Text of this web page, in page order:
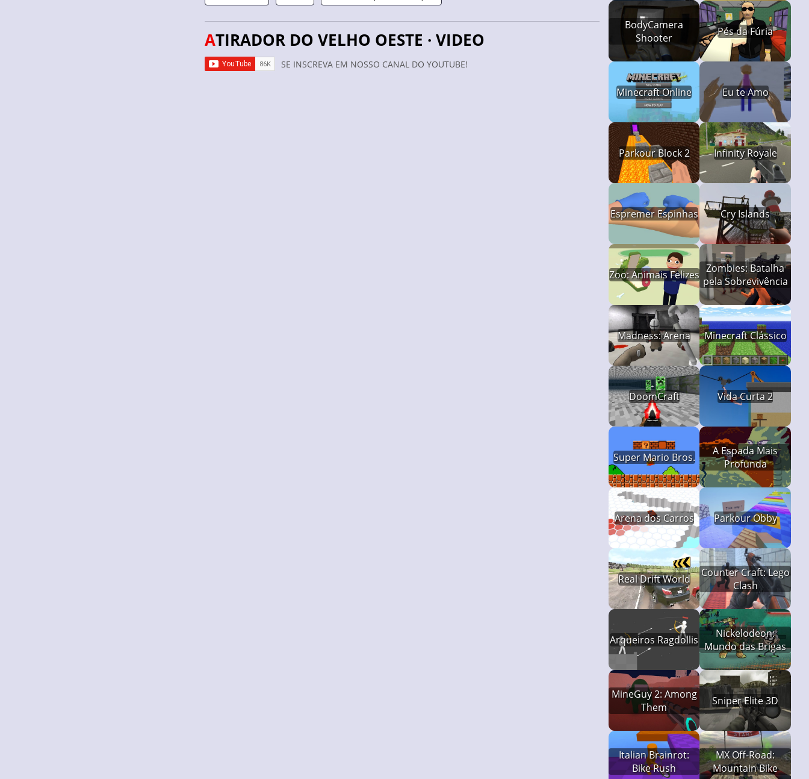
ATIRADOR DO VELHO OESTE · VIDEO
SE INSCREVA EM NOSSO CANAL DO YOUTUBE!
BodyCamera
Shooter
Pés da Fúria
Minecraft Online Eu te Amo
Parkour Block 2 Infinity Royale
Espremer Espinhas Cry Islands
Zoo: Animais Felizes Zombies: Batalha
pela Sobrevivência
Madness: Arena Minecraft Clássico
DoomCraft Vida Curta 2
Super Mario Bros.
A Espada Mais
Profunda
Arena dos Carros Parkour Obby
Real Drift World
Counter Craft: Lego
Clash
Arqueiros Ragdollis
Nickelodeon:
Mundo das Brigas
MineGuy 2: Among
Them
Sniper Elite 3D
Italian Brainrot:
Bike Rush
MX Off-Road:
Mountain Bike